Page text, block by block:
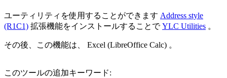
ユーティリティを使用することができます Address style
(R1C1) 拡張機能をインストールすることでYLC Utilities 。
その後、この機能は、 Excel (LibreOffice Calc) 。
このツールの追加キーワード: